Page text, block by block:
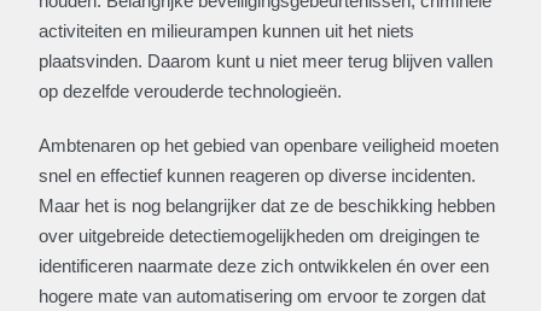
activiteiten en milieurampen kunnen uit het niets
plaatsvinden. Daarom kunt u niet meer terug blijven vallen
op dezelfde verouderde technologieën.
Ambtenaren op het gebied van openbare veiligheid moeten
snel en effectief kunnen reageren op diverse incidenten.
Maar het is nog belangrijker dat ze de beschikking hebben
over uitgebreide detectiemogelijkheden om dreigingen te
identificeren naarmate deze zich ontwikkelen én over een
hogere mate van automatisering om ervoor te zorgen dat